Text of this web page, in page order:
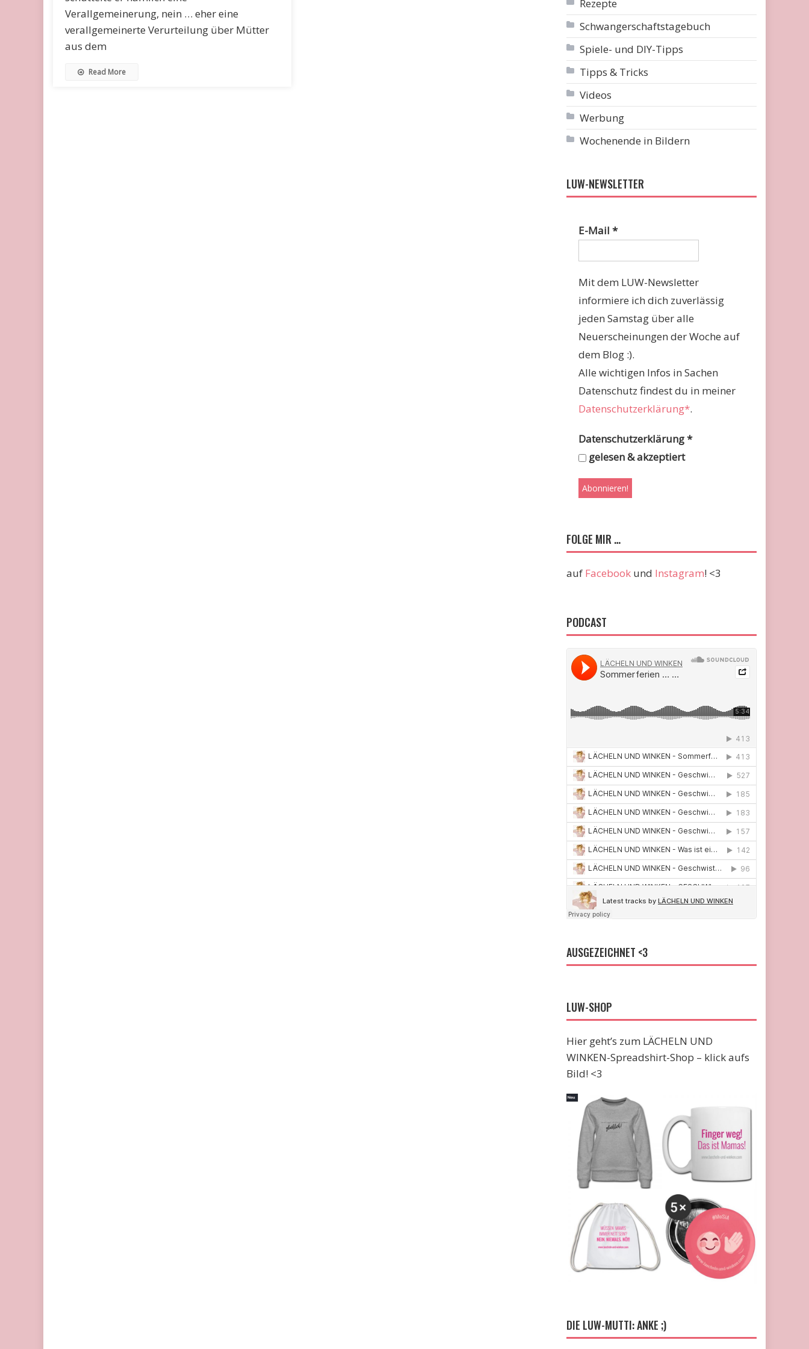
Verallgemeinerung, nein … eher eine
verallgemeinerte Verurteilung über Mütter
aus dem
Read More
Rezepte
Schwangerschaftstagebuch
Spiele- und DIY-Tipps
Tipps & Tricks
Videos
Werbung
Wochenende in Bildern
LUW-NEWSLETTER
E-Mail*
Mit dem LUW-Newsletter
informiere ich dich zuverlässig
jeden Samstag über alle
Neuerscheinungen der Woche auf
dem Blog :).
Alle wichtigen Infos in Sachen
Datenschutz findest du in meiner
Datenschutzerklärung*.
Datenschutzerklärung*
gelesen & akzeptiert
FOLGE MIR …
auf Facebook und Instagram! <3
PODCAST
AUSGEZEICHNET <3
LUW-SHOP
Hier geht’s zum LÄCHELN UND
WINKEN-Spreadshirt-Shop – klick aufs
Bild! <3
DIE LUW-MUTTI: ANKE ;)